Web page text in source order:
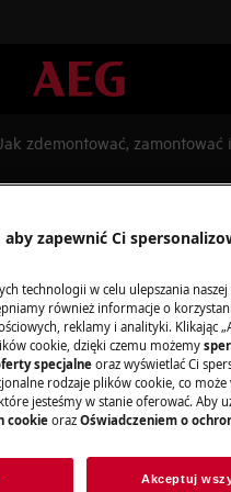
Jak zdemontować,
drzwi
i wyjmij
ciężkich
zapewnić Ci
technologii w celu ulepszania
również informacje o
reklamy i analityki. Klikając
cookie, dzięki czemu możemy
specjalne oraz wyświetlać Ci
rodzaje plików cookie, co może
jesteśmy w stanie oferować. Aby
cookieoraz Oświadczeniem o
Akceptuj